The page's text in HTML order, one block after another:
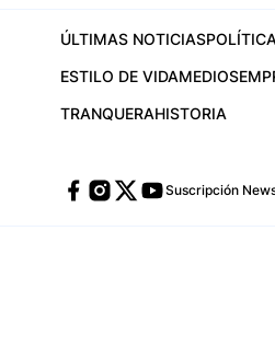
ÚLTIMAS NOTICIASPOLÍTICA
ESTILO DE VIDAMEDIOS
TRANQUERAHISTORIA
Suscripción